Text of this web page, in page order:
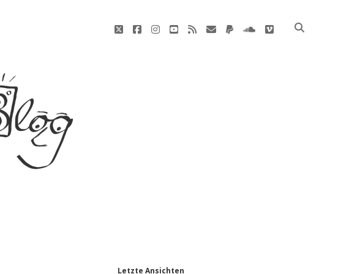
twitterfacebookinstagram
youtube
rss E-
paypalsoundcloud
vimeo
Letzte Ansichten